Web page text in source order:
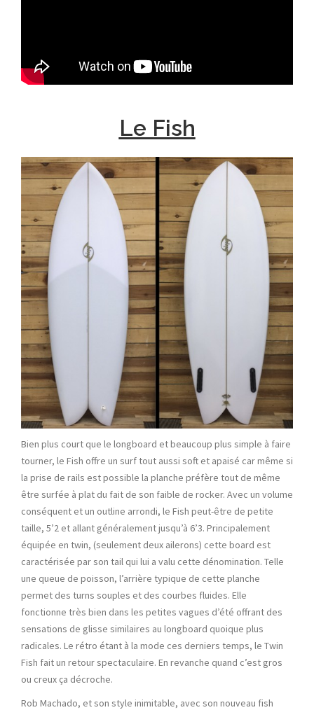
Le Fish
Bien plus court que le longboard et beaucoup plus simple à faire
tourner, le Fish offre un surf tout aussi soft et apaisé car même si
la prise de rails est possible la planche préfère tout de même
être surfée à plat du fait de son faible de rocker. Avec un volume
conséquent et un outline arrondi, le Fish peut-être de petite
taille, 5’2 et allant généralement jusqu’à 6’3. Principalement
équipée en twin, (seulement deux ailerons) cette board est
caractérisée par son tail qui lui a valu cette dénomination. Telle
une queue de poisson, l’arrière typique de cette planche
permet des turns souples et des courbes fluides. Elle
fonctionne très bien dans les petites vagues d’été offrant des
sensations de glisse similaires au longboard quoique plus
radicales. Le rétro étant à la mode ces derniers temps, le Twin
Fish fait un retour spectaculaire. En revanche quand c’est gros
ou creux ça décroche.
Rob Machado, et son style inimitable, avec son nouveau fish